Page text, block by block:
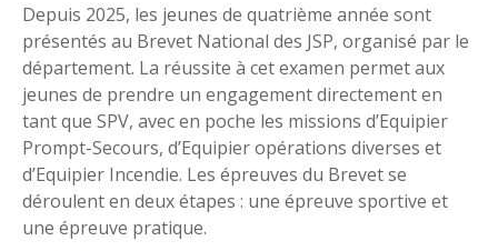
Depuis 2025, les jeunes de quatrième année sont
présentés au Brevet National des JSP, organisé par le
département. La réussite à cet examen permet aux
jeunes de prendre un engagement directement en
tant que SPV, avec en poche les missions d’Equipier
Prompt-Secours, d’Equipier opérations diverses et
d’Equipier Incendie. Les épreuves du Brevet se
déroulent en deux étapes : une épreuve sportive et
une épreuve pratique.